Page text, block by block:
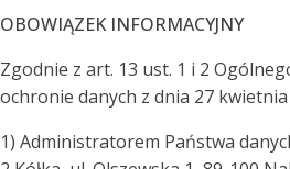
OBOWIĄZEK INFORMACYJNY
Zgodnie z art. 13 ust. 1 i 2
ochronie danych z dnia 27
1) Administratorem Państwa